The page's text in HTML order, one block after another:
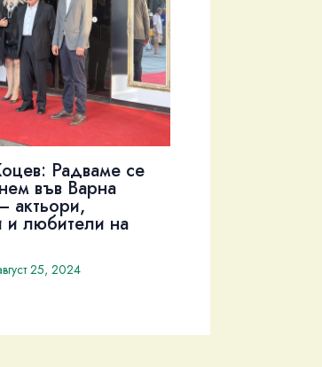
Радваме се
във Варна
актьори,
и любители на
25, 2024